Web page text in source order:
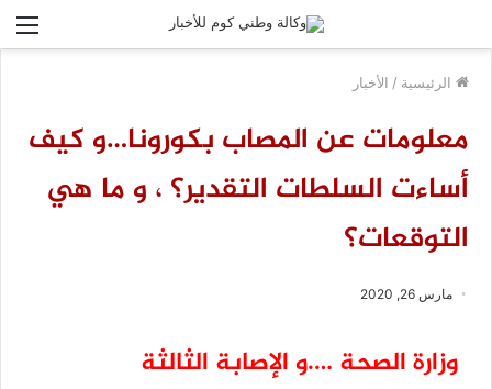
الرئيسية / الأخبار
معلومات عن المصاب بكورونا…و كيف
أساءت السلطات التقدير؟ ، و ما هي
التوقعات؟
مارس 26, 2020
وزارة الصحة ….و الإصابة الثالثة